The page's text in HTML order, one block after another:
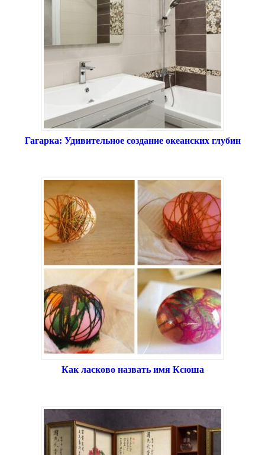
Гагарка: Удивительное создание океанских глубин
Как ласково назвать имя Ксюша